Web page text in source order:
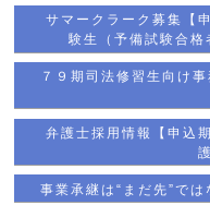
サマークラーク募集【
験生（予備試験合格
７９期司法修習生向け
弁護士採用情報【申込
事業承継は“まだ先”で